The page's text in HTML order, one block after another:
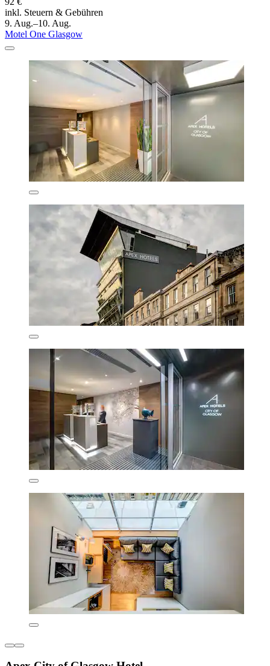
inkl. Steuern & Gebühren
9. Aug.–10. Aug.
Motel One Glasgow